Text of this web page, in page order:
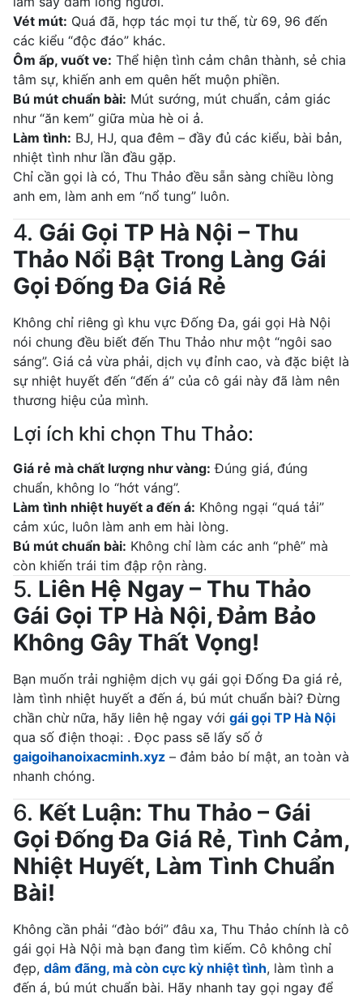
Vét mút: Quá đã, hợp tác mọi tư thế, từ 69, 96 đến
các kiểu “độc đáo” khác.
Ôm ấp, vuốt ve: Thể hiện tình cảm chân thành, sẻ chia
tâm sự, khiến anh em quên hết muộn phiền.
Bú mút chuẩn bài: Mút sướng, mút chuẩn, cảm giác
như “ăn kem” giữa mùa hè oi ả.
Làm tình: BJ, HJ, qua đêm – đầy đủ các kiểu, bài bản,
nhiệt tình như lần đầu gặp.
Chỉ cần gọi là có, Thu Thảo đều sẵn sàng chiều lòng
anh em, làm anh em “nổ tung” luôn.
4. Gái Gọi TP Hà Nội – Thu
Thảo Nổi Bật Trong Làng Gái
Gọi Đống Đa Giá Rẻ
Không chỉ riêng gì khu vực Đống Đa, gái gọi Hà Nội
nói chung đều biết đến Thu Thảo như một “ngôi sao
sáng”. Giá cả vừa phải, dịch vụ đỉnh cao, và đặc biệt là
sự nhiệt huyết đến “đến á” của cô gái này đã làm nên
thương hiệu của mình.
Lợi ích khi chọn Thu Thảo:
Giá rẻ mà chất lượng như vàng: Đúng giá, đúng
chuẩn, không lo “hớt váng”.
Làm tình nhiệt huyết a đến á: Không ngại “quá tải”
cảm xúc, luôn làm anh em hài lòng.
Bú mút chuẩn bài: Không chỉ làm các anh “phê” mà
còn khiến trái tim đập rộn ràng.
5. Liên Hệ Ngay – Thu Thảo
Gái Gọi TP Hà Nội, Đảm Bảo
Không Gây Thất Vọng!
Bạn muốn trải nghiệm dịch vụ gái gọi Đống Đa giá rẻ,
làm tình nhiệt huyết a đến á, bú mút chuẩn bài? Đừng
chần chừ nữa, hãy liên hệ ngay với gái gọi TP Hà Nội
qua số điện thoại: . Đọc pass sẽ lấy số ở
gaigoihanoixacminh.xyz – đảm bảo bí mật, an toàn và
nhanh chóng.
6. Kết Luận: Thu Thảo – Gái
Gọi Đống Đa Giá Rẻ, Tình Cảm,
Nhiệt Huyết, Làm Tình Chuẩn
Bài!
Không cần phải “đào bới” đâu xa, Thu Thảo chính là cô
gái gọi Hà Nội mà bạn đang tìm kiếm. Cô không chỉ
đẹp, dâm đãng, mà còn cực kỳ nhiệt tình, làm tình a
đến á, bú mút chuẩn bài. Hãy nhanh tay gọi ngay để